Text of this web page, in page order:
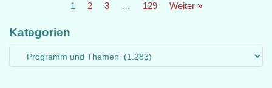
1 2 3 … 129 Weiter »
Kategorien